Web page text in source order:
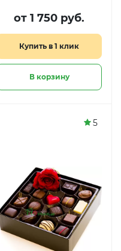
от 1 750 руб.
Купить в 1 клик
В корзину
5